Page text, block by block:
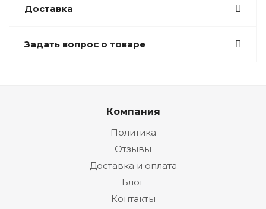
Доставка
Задать вопрос о товаре
Компания
Политика
Отзывы
Доставка и оплата
Блог
Контакты